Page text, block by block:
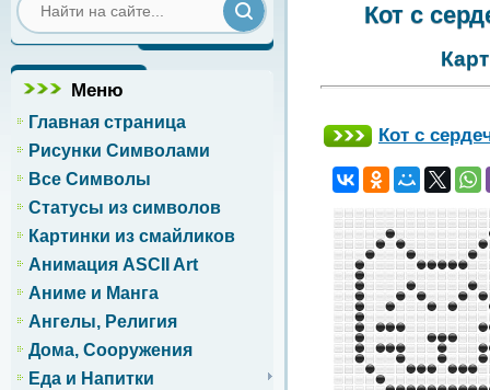
Меню
Главная страница
Рисунки Символами
Все Символы
Статусы из символов
Картинки из смайликов
Анимация ASCII Art
Аниме и Манга
Ангелы, Религия
Дома, Сооружения
Еда и Напитки
Кот с
Кот с